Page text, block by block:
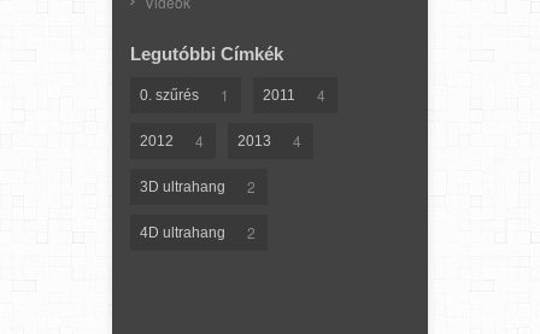
Legutóbbi Címkék
0. szűrés 1 2011 4
2012 4 2013 4
3D ultrahang 2
4D ultrahang 2